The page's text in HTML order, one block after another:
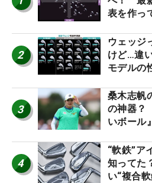
表を作っ
2
ウェッジ
けど…違
モデルの
3
桑木志帆
の神器？
いボール
ー』 #女
4
“軟鉄”ア
知ってた
い“複合